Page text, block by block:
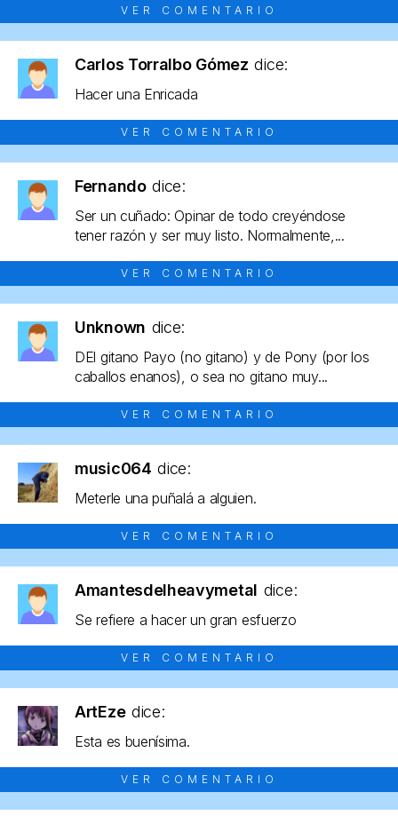
VER COMENTARIO
Carlos Torralbo Gómez dice:
Hacer una Enricada
VER COMENTARIO
Fernando dice:
Ser un cuñado: Opinar de todo creyéndose
tener razón y ser muy listo. Normalmente,...
VER COMENTARIO
Unknown dice:
DEl gitano Payo (no gitano) y de Pony (por los
caballos enanos), o sea no gitano muy...
VER COMENTARIO
music064 dice:
Meterle una puñalá a alguien.
VER COMENTARIO
Amantesdelheavymetal dice:
Se refiere a hacer un gran esfuerzo
VER COMENTARIO
ArtEze dice:
Esta es buenísima.
VER COMENTARIO